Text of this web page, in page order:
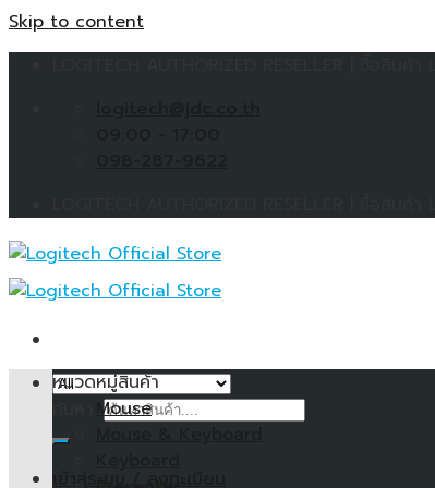
Skip to content
เข้าสู่ระบบ / ลงทะเบียน
หมวดหมู่สินค้า
Mouse